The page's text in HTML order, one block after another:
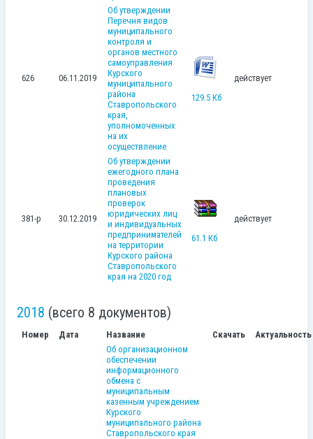
626 06.11.2019
Об утверждении
Перечня видов
муниципального
контроля и
органов местного
самоуправления
Курского
муниципального
района
Ставропольского
края,
уполномоченных
на их
осуществление
129.5 Кб
действует
381-р 30.12.2019
Об утверждении
ежегодного плана
проведения
плановых
проверок
юридических лиц
и индивидуальных
предпринимателей
на территории
Курского района
Ставропольского
края на 2020 год
61.1 Кб
действует
2018 (всего 8 документов)
Номер Дата Название Скачать
Актуальность
Об организационном
обеспечении
информационного
обмена с
муниципальным
казенным учреждением
Курского
муниципального района
Ставропольского края